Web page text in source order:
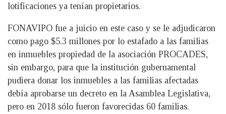
lotificaciones ya tenían propietarios.
FONAVIPO fue a juicio en este caso y se le adjudicaron
como pago $5.3 millones por lo estafado a las familias
en inmuebles propiedad de la asociación PROCADES,
sin embargo, para que la institución gubernamental
pudiera donar los inmuebles a las familias afectadas
debía aprobarse un decreto en la Asamblea Legislativa,
pero en 2018 sólo fueron favorecidas 60 familias.